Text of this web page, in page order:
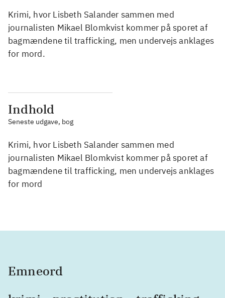
Krimi, hvor Lisbeth Salander sammen med
journalisten Mikael Blomkvist kommer på sporet af
bagmændene til trafficking, men undervejs anklages
for mord.
Indhold
Seneste udgave, bog
Krimi, hvor Lisbeth Salander sammen med
journalisten Mikael Blomkvist kommer på sporet af
bagmændene til trafficking, men undervejs anklages
for mord
Emneord